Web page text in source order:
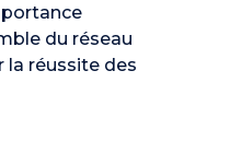
du réseau
la réussite des